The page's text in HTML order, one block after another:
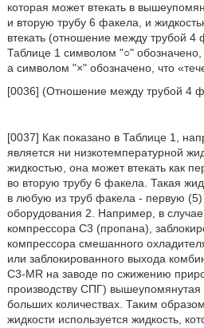
которая может втекать в
и вторую трубу 6 факела, и
втекать (отношение между трубой
Таблице 1 символом "○" обозначено,
а символом "×" обозначено, что
[0036] (Отношение между трубой 4
[0037] Как показано в Таблице 1,
является ни низкотемпературной
жидкостью, она может втекать как
во вторую трубу 6 факела. Такая
в любую из труб факела - первую
оборудования 2. Например, в
компрессора С3 (пропана),
компрессора смешанного
или заблокированного выхода
C3-MR на заводе по сжижению
производству СПГ) вышеупомянутая
больших количествах. Таким
жидкости используется жидкость,